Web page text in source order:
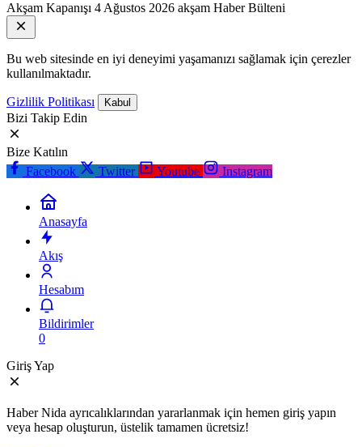
Akşam Kapanışı 4 Ağustos 2026 akşam Haber Bülteni
Bu web sitesinde en iyi deneyimi yaşamanızı sağlamak için çerezler
kullanılmaktadır.
Gizlilik Politikası Kabul
Bizi Takip Edin
Bize Katılın
Facebook
Twitter Youtube Instagram
Anasayfa
Akış
Hesabım
Bildirimler
0
Giriş Yap
Haber Nida ayrıcalıklarından yararlanmak için hemen giriş yapın
veya hesap oluşturun, üstelik tamamen ücretsiz!